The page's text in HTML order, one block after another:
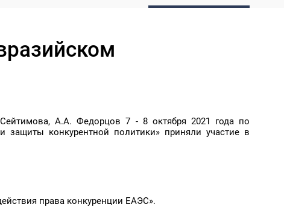
А.А. Федорцов 7 - 8 октября 2021 года по
защиты конкурентной политики» приняли участие в
права конкуренции ЕАЭС».